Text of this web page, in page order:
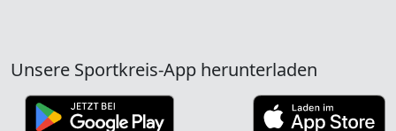
Unsere Sportkreis-App herunterladen